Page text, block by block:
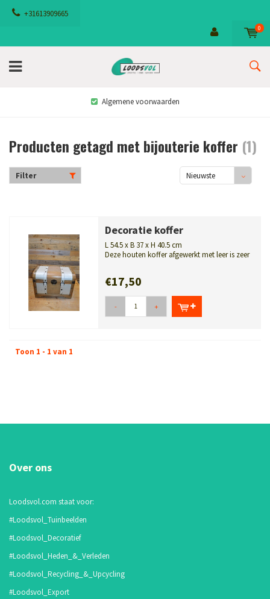
+31613909665
0
Algemene voorwaarden
Producten getagd met bijouterie koffer (1)
Filter
Nieuwste
Decoratie koffer
L 54.5 x B 37 x H 40.5 cm
Deze houten koffer afgewerkt met leer is zeer
€17,50
- +
Toon 1 - 1 van 1
Over ons
Loodsvol.com staat voor:
#Loodsvol_Tuinbeelden
#Loodsvol_Decoratief
#Loodsvol_Heden_&_Verleden
#Loodsvol_Recycling_&_Upcycling
#Loodsvol_Export